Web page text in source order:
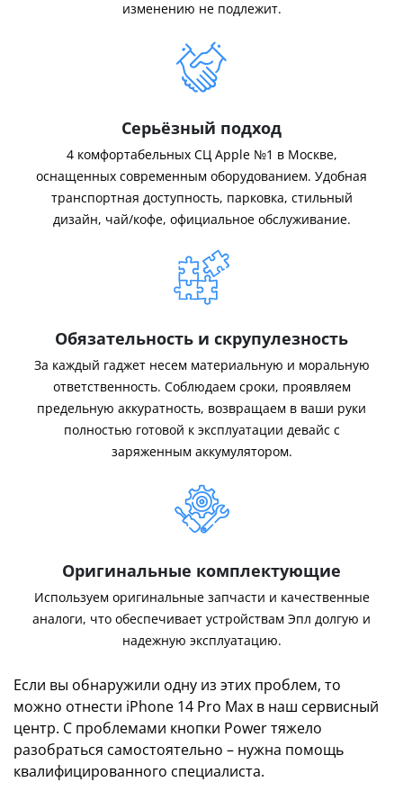
изменению не подлежит.
Серьёзный подход
4 комфортабельных СЦ Apple №1 в Москве,
оснащенных современным оборудованием. Удобная
транспортная доступность, парковка, стильный
дизайн, чай/кофе, официальное обслуживание.
Обязательность и скрупулезность
За каждый гаджет несем материальную и моральную
ответственность. Соблюдаем сроки, проявляем
предельную аккуратность, возвращаем в ваши руки
полностью готовой к эксплуатации девайс с
заряженным аккумулятором.
Оригинальные комплектующие
Используем оригинальные запчасти и качественные
аналоги, что обеспечивает устройствам Эпл долгую и
надежную эксплуатацию.
Если вы обнаружили одну из этих проблем, то
можно отнести iPhone 14 Pro Max в наш сервисный
центр. С проблемами кнопки Power тяжело
разобраться самостоятельно – нужна помощь
квалифицированного специалиста.